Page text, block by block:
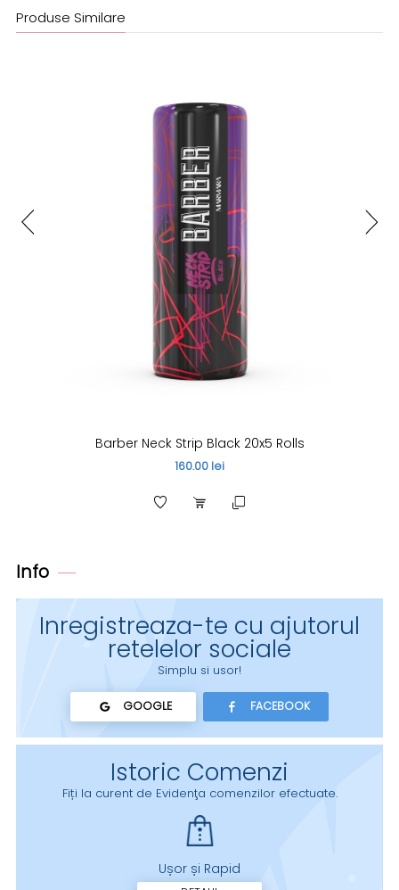
Produse Similare
Barber Neck Strip Black 20x5 Rolls
160.00 lei
Info
Inregistreaza-te cu ajutorul
retelelor sociale
Simplu si usor!
GOOGLE FACEBOOK
Istoric Comenzi
Fiți la curent de Evidenţa comenzilor efectuate.
Ușor și Rapid